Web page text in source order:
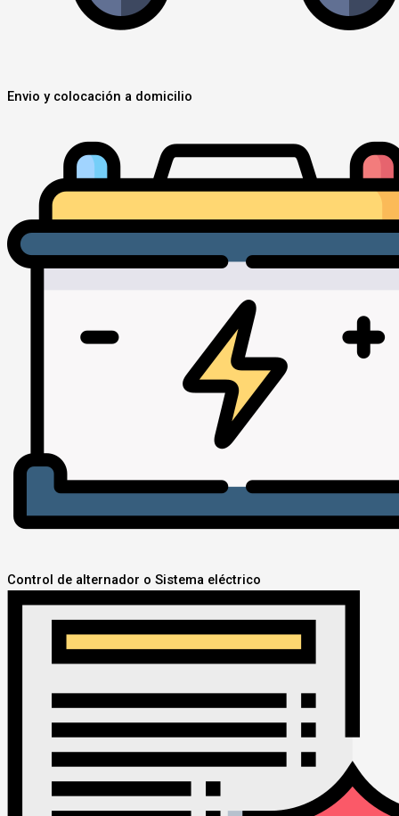
Envio y colocación a domicilio
Control de alternador o Sistema eléctrico